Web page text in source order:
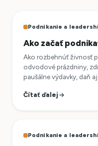
Podnikanie a
Ako začať
Ako rozbehnúť živnosť
odvodové prázdniny,
paušálne výdavky, daň
Čítať ďalej
Podnikanie a